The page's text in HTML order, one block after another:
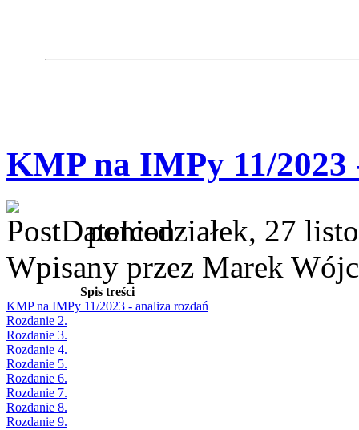
KMP na IMPy 11/2023
poniedziałek, 27
Wpisany przez Marek
Spis treści
KMP na IMPy 11/2023 - analiza rozdań
Rozdanie 2.
Rozdanie 3.
Rozdanie 4.
Rozdanie 5.
Rozdanie 6.
Rozdanie 7.
Rozdanie 8.
Rozdanie 9.